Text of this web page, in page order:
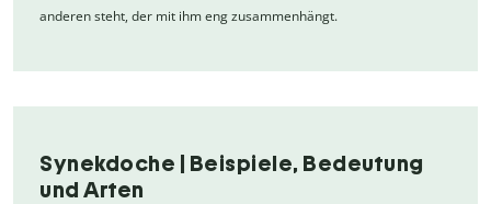
anderen steht, der mit ihm eng zusammenhängt.
Synekdoche | Beispiele, Bedeutung
und Arten